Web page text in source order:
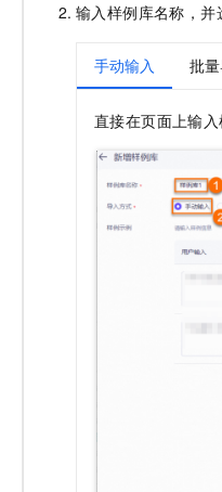
输入样例库名称，
手动输入 批
直接在页面上输